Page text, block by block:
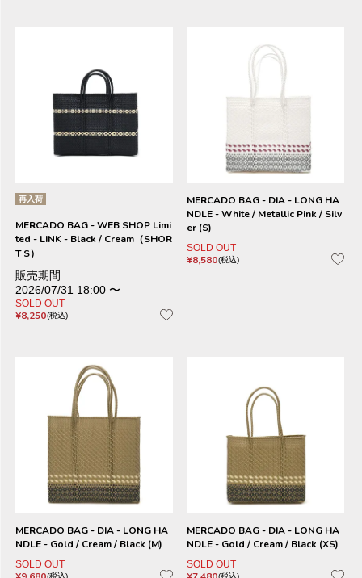
再入荷
MERCADO BAG - WEB SHOP Limi
ted - LINK - Black / Cream（SHOR
T S）
販売期間
2026/07/31 18:00 〜
SOLD OUT
¥8,250 税込
MERCADO BAG - DIA - LONG HA
NDLE - White / Metallic Pink / Silv
er (S)
SOLD OUT
¥8,580 税込
MERCADO BAG - DIA - LONG HA
NDLE - Gold / Cream / Black (M)
SOLD OUT
税込
MERCADO BAG - DIA - LONG HA
NDLE - Gold / Cream / Black (XS)
SOLD OUT
税込